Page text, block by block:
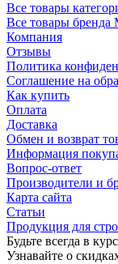
Все товары
Все товары
Компания
Отзывы
Политика
Соглашение на
Как купить
Оплата
Доставка
Обмен и возврат
Информация
Вопрос-ответ
Производители и
Карта сайта
Статьи
Продукция для
Будьте всегда в
Узнавайте о